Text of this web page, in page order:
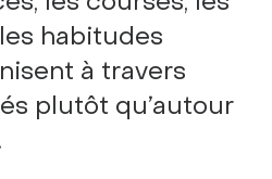
habitudes
à travers
plutôt qu’autour